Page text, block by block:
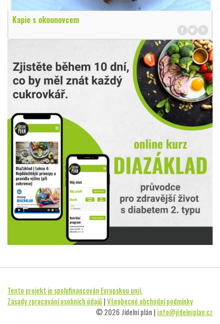
Kapie s okounovcem
Tento projekt je spolufinancován Evropskou unií.
Zásady zpracování osobních údajů |Všeobecné obchodní podmínky
© 2026 Jídelní plán | info@jidelniplan.cz